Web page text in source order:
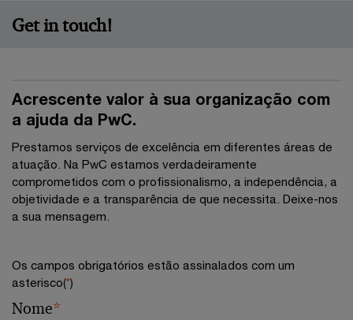
Get in touch!
Acrescente valor à sua organização com
a ajuda da PwC.
Prestamos serviços de excelência em diferentes áreas de
atuação. Na PwC estamos verdadeiramente
comprometidos com o profissionalismo, a independência, a
objetividade e a transparência de que necessita. Deixe-nos
a sua mensagem.
Os campos obrigatórios estão assinalados com um
asterisco(*)
Nome*